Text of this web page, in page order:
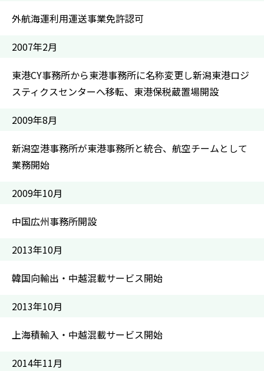
外航海運利用運送事業免許認可
2007年2月
東港CY事務所から東港事務所に名称変更し新潟東港ロジ
スティクスセンターへ移転、東港保税蔵置場開設
2009年8月
新潟空港事務所が東港事務所と統合、航空チームとして
業務開始
2009年10月
中国広州事務所開設
2013年10月
韓国向輸出・中越混載サービス開始
2013年10月
上海積輸入・中越混載サービス開始
2014年11月